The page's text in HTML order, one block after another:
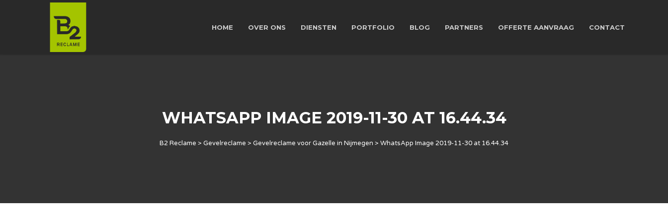
HOME OVER ONS DIENSTEN PORTFOLIO BLOG PARTNERS OFFERTE AANVRAAG CONTACT
WHATSAPP IMAGE 2019-11-30 AT 16.44.34
B2 Reclame > Gevelreclame > Gevelreclame voor Gazelle in Nijmegen > WhatsApp Image 2019-11-30 at 16.44.34